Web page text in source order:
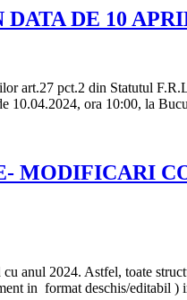
DE 10
art.27 pct.2 din Statutul
10.04.2024, ora 10:00, la
MODIFICARI
anul 2024. Astfel, toate
in format deschis/editabil )